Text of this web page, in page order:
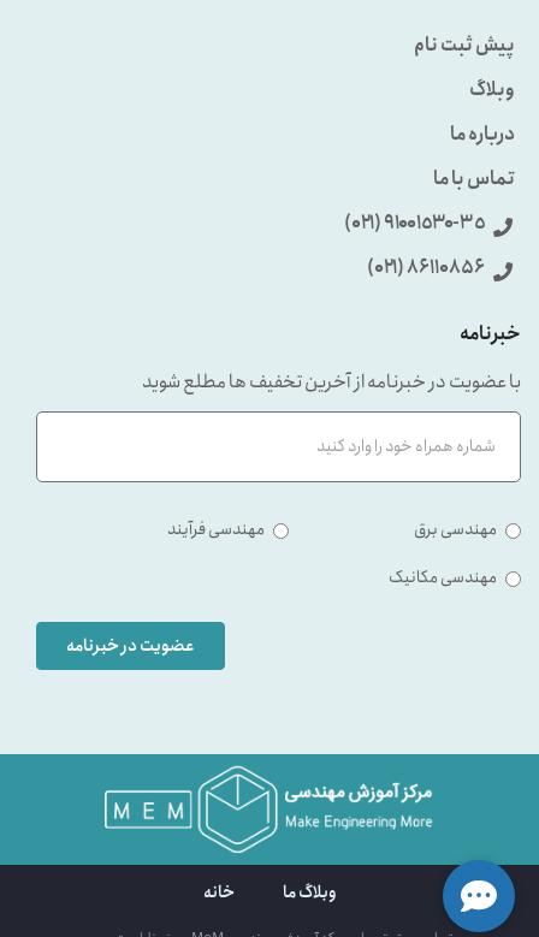
پیش ثبت نام
وبلاگ
درباره ما
تماس با ما
٩۱۰۰۱٥۳۰-۳٥ (۰۲۱)
86110856 (۰۲۱)
خبرنامه
با عضویت در خبرنامه از آخرین تخفیف ها مطلع شوید
مهندسی برق
مهندسی فرآیند
مهندسی مکانیک
عضویت در خبرنامه
وبلاگ ما خانه